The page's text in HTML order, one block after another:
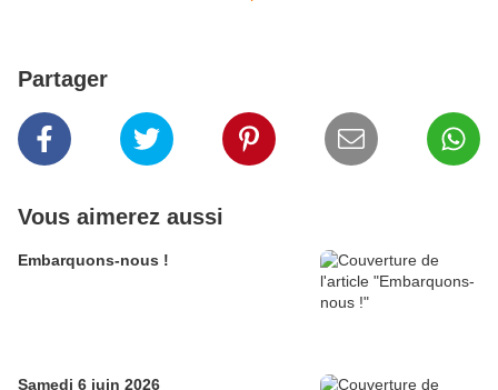
Partager
Vous aimerez aussi
Embarquons-nous !
Samedi 6 juin 2026